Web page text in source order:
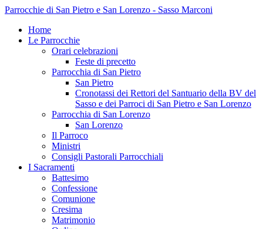
Parrocchie di San Pietro e San Lorenzo - Sasso Marconi
Home
Le Parrocchie
Orari celebrazioni
Feste di precetto
Parrocchia di San Pietro
San Pietro
Cronotassi dei Rettori del Santuario della BV del
Sasso e dei Parroci di San Pietro e San Lorenzo
Parrocchia di San Lorenzo
San Lorenzo
Il Parroco
Ministri
Consigli Pastorali Parrocchiali
I Sacramenti
Battesimo
Confessione
Comunione
Cresima
Matrimonio